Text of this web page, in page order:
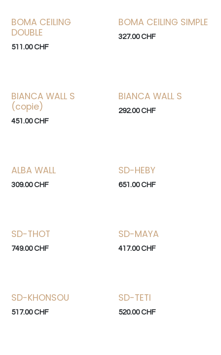
BOMA CEILING
DOUBLE
511.00CHF
BOMA CEILING SIMPLE
327.00CHF
BIANCA WALL S
(copie)
451.00CHF
BIANCA WALL S
292.00CHF
ALBA WALL
309.00CHF
SD-HEBY
651.00CHF
SD-THOT
749.00CHF
SD-MAYA
417.00CHF
SD-KHONSOU
517.00CHF
SD-TETI
520.00CHF